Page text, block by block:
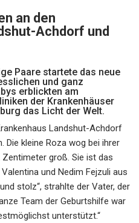
an den
Achdorf und
Paare startete das neue
und ganz
erblickten am
der Krankenhäuser
das Licht der Welt.
Landshut-Achdorf
Die kleine Roza wog bei ihrer
groß. Sie ist das
und Nedim Fejzuli aus
stolz“, strahlte der Vater, der
Team der Geburtshilfe war
unterstützt.“